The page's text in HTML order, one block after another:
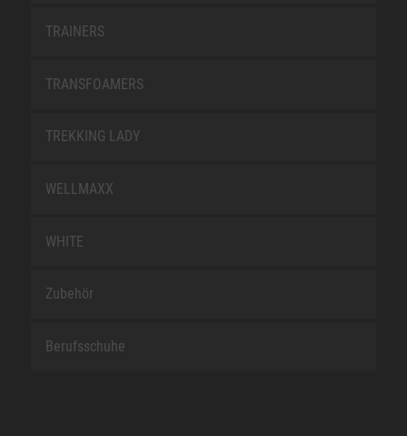
TRAINERS
TRANSFOAMERS
TREKKING LADY
WELLMAXX
WHITE
Zubehör
Berufsschuhe